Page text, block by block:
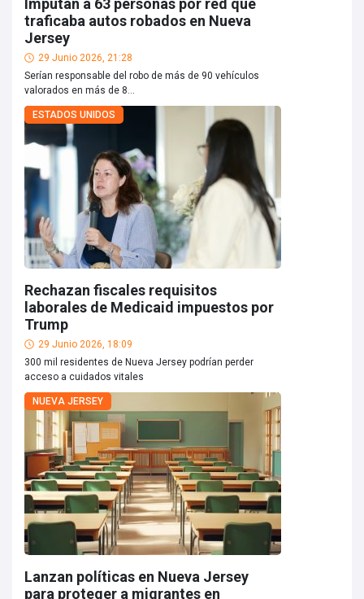
Imputan a 63 personas por red que
traficaba autos robados en Nueva
Jersey
29 Junio 2026, 21:28
Serían responsable del robo de más de 90 vehículos
valorados en más de 8...
ESTADOS UNIDOS
Rechazan fiscales requisitos
laborales de Medicaid impuestos por
Trump
29 Junio 2026, 18:09
300 mil residentes de Nueva Jersey podrían perder
acceso a cuidados vitales
NUEVA JERSEY
Lanzan políticas en Nueva Jersey
para proteger a migrantes en